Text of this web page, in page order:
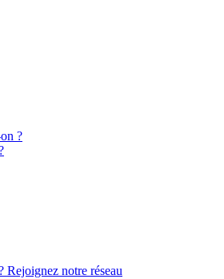
?
Rejoignez notre réseau